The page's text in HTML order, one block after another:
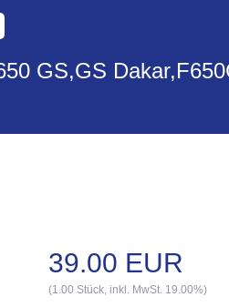
GS,GS
39.00 EUR
(1.00 Stück, inkl. MwSt. 19.00%)